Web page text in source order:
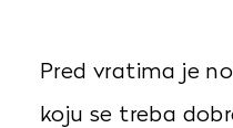
Pred vratima je
koju se treba